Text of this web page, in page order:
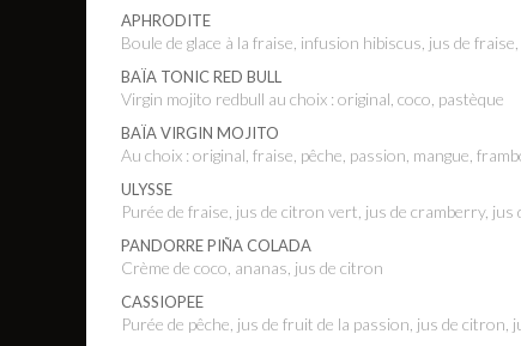
APHRODITE
Boule de glace à la fraise, infusion hibiscus, jus de
BAÏA TONIC RED BULL
Virgin mojito redbull au choix : original, coco, pastèque
BAÏA VIRGIN MOJITO
Au choix : original, fraise, pêche, passion, mangue,
ULYSSE
Purée de fraise, jus de citron vert, jus de cramberry,
PANDORRE PIÑA COLADA
Crème de coco, ananas, jus de citron
CASSIOPEE
Purée de pêche, jus de fruit de la passion, jus de